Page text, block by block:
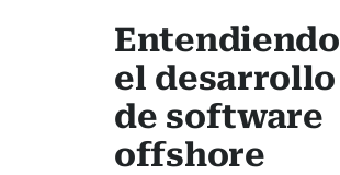
Entendiendo
el desarrollo
de software
offshore